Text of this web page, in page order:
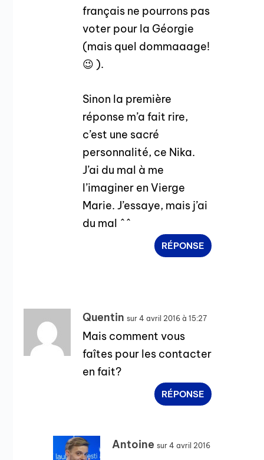
français ne pourrons pas
voter pour la Géorgie
(mais quel dommaaage!
😉 ).
Sinon la première
réponse m’a fait rire,
c’est une sacré
personnalité, ce Nika.
J’ai du mal à me
l’imaginer en Vierge
Marie. J’essaye, mais j’ai
du mal ^^
RÉPONSE
Quentin sur 4 avril 2016 à 15:27
Mais comment vous
faîtes pour les contacter
en fait?
RÉPONSE
Antoine sur 4 avril 2016